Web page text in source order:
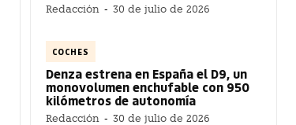
Redacción - 30 de julio de 2026
COCHES
Denza estrena en España el D9, un
monovolumen enchufable con 950
kilómetros de autonomía
Redacción - 30 de julio de 2026